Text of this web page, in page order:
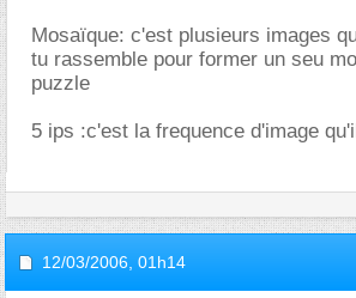
Mosaïque: c'est plusieurs images
tu rassemble pour former un seu
puzzle
5 ips :c'est la frequence d'image
12/03/2006, 01h14